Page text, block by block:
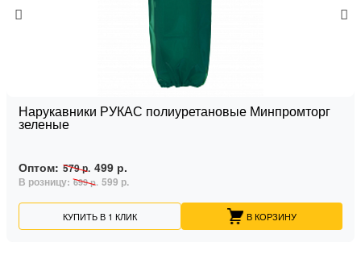
Нарукавники РУКАС полиуретановые Минпромторг
зеленые
Оптом: 579 р. 499 р.
В розницу: 699 р. 599 р.
КУПИТЬ В 1 КЛИК В КОРЗИНУ